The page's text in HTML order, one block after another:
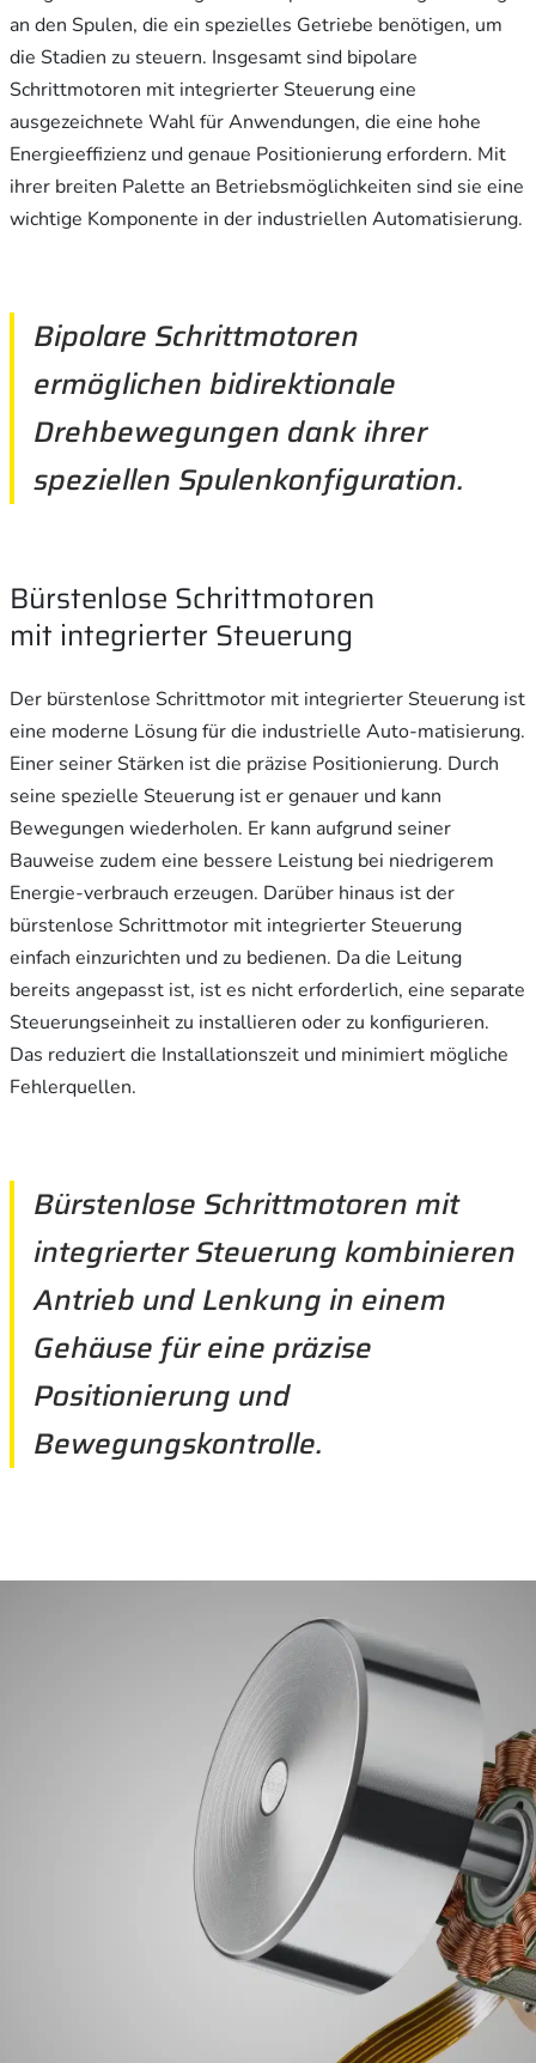
an den Spulen, die ein spezielles Getriebe benötigen, um
die Stadien zu steuern. Insgesamt sind bipolare
Schrittmotoren mit integrierter Steuerung eine
ausgezeichnete Wahl für Anwendungen, die eine hohe
Energieeffizienz und genaue Positionierung erfordern. Mit
ihrer breiten Palette an Betriebsmöglichkeiten sind sie eine
wichtige Komponente in der industriellen Automatisierung.
Bipolare Schrittmotoren
ermöglichen bidirektionale
Drehbewegungen dank ihrer
speziellen Spulenkonfiguration.
Bürstenlose Schrittmotoren
mit integrierter Steuerung
Der bürstenlose Schrittmotor mit integrierter Steuerung ist
eine moderne Lösung für die industrielle Auto-matisierung.
Einer seiner Stärken ist die präzise Positionierung. Durch
seine spezielle Steuerung ist er genauer und kann
Bewegungen wiederholen. Er kann aufgrund seiner
Bauweise zudem eine bessere Leistung bei niedrigerem
Energie-verbrauch erzeugen. Darüber hinaus ist der
bürstenlose Schrittmotor mit integrierter Steuerung
einfach einzurichten und zu bedienen. Da die Leitung
bereits angepasst ist, ist es nicht erforderlich, eine separate
Steuerungseinheit zu installieren oder zu konfigurieren.
Das reduziert die Installationszeit und minimiert mögliche
Fehlerquellen.
Bürstenlose Schrittmotoren mit
integrierter Steuerung kombinieren
Antrieb und Lenkung in einem
Gehäuse für eine präzise
Positionierung und
Bewegungskontrolle.